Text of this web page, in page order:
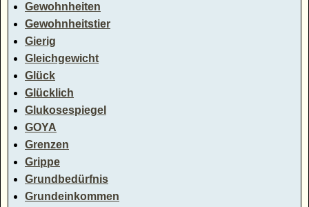
Gewohnheiten
Gewohnheitstier
Gierig
Gleichgewicht
Glück
Glücklich
Glukosespiegel
GOYA
Grenzen
Grippe
Grundbedürfnis
Grundeinkommen